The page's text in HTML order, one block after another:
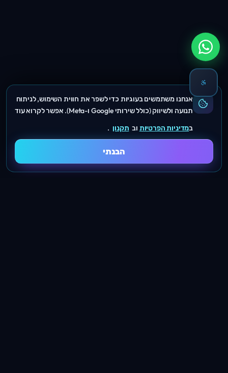
אנחנו משתמשים בעוגיות כדי לשפר את חווית השימוש, לניתוח
תנועה ולשיווק (כולל שירותי Google ו-Meta). אפשר לקרוא עוד
במדיניות הפרטיות וב תקנון .
הבנתי